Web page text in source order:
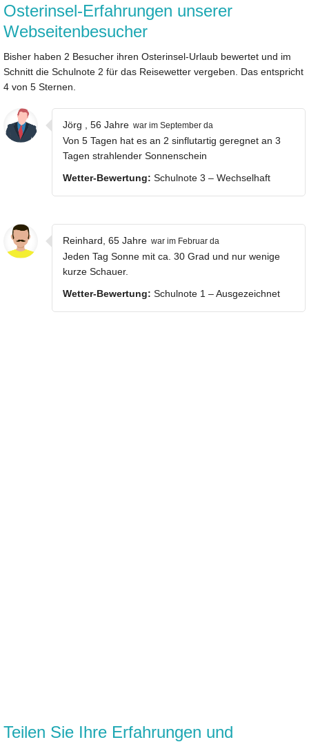
Osterinsel-Erfahrungen unserer
Webseitenbesucher
Bisher haben 2 Besucher ihren Osterinsel-Urlaub bewertet und im
Schnitt die Schulnote 2 für das Reisewetter vergeben. Das entspricht
4 von 5 Sternen.
Jörg , 56 Jahre war im September da
Von 5 Tagen hat es an 2 sinflutartig geregnet an 3
Tagen strahlender Sonnenschein
Wetter-Bewertung: Schulnote 3 – Wechselhaft
Reinhard, 65 Jahre war im Februar da
Jeden Tag Sonne mit ca. 30 Grad und nur wenige
kurze Schauer.
Wetter-Bewertung: Schulnote 1 – Ausgezeichnet
Teilen Sie Ihre Erfahrungen und